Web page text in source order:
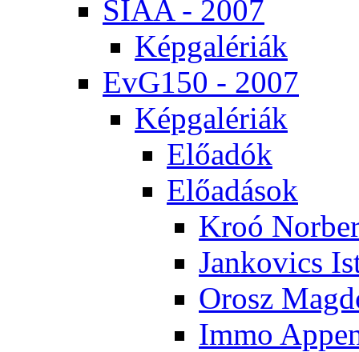
SI­AA - 2007
Kép­ga­lé­ri­ák
EvG150 - 2007
Kép­ga­lé­ri­ák
Elő­adók
Elő­adá­sok
Kroó
Jan­ko­vics
Orosz
Im­mo